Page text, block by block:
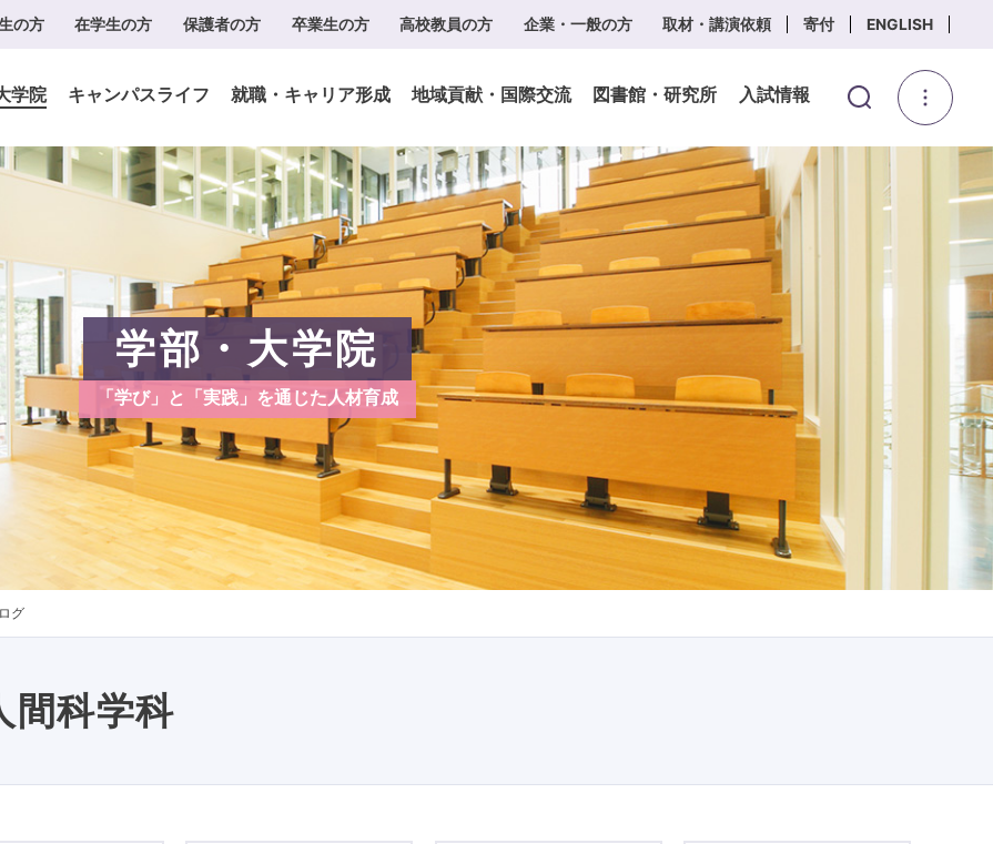
の方 在学生の方 保護者の方 卒業生の方 高校教員の方 企業・一般の方 取材・講演依頼 寄付 ENGLISH
学院 キャンパスライフ 就職・キャリア形成 地域貢献・国際交流 図書館・研究所 入試情報
学部・大学院
「学び」と「実践」を通じた人材育成
グ
間科学科